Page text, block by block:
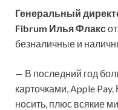
Генеральный
Fibrum Илья Флакс
безналичные и
— В последний год
карточками, Apple
носить, плюс всякие